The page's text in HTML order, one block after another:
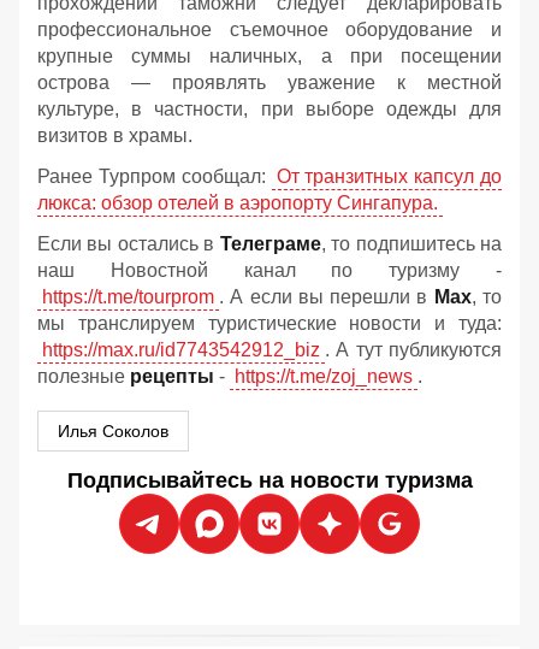
профессиональное съемочное оборудование и
крупные суммы наличных, а при посещении
острова — проявлять уважение к местной
культуре, в частности, при выборе одежды для
визитов в храмы.
Ранее Турпром сообщал: От транзитных капсул до
люкса: обзор отелей в аэропорту Сингапура.
Если вы остались в Телеграме, то подпишитесь на
наш Новостной канал по туризму -
https://t.me/tourprom . А если вы перешли в Мах, то
мы транслируем туристические новости и туда:
https://max.ru/id7743542912_biz . А тут публикуются
полезные рецепты - https://t.me/zoj_news .
Илья Соколов
Подписывайтесь на новости туризма